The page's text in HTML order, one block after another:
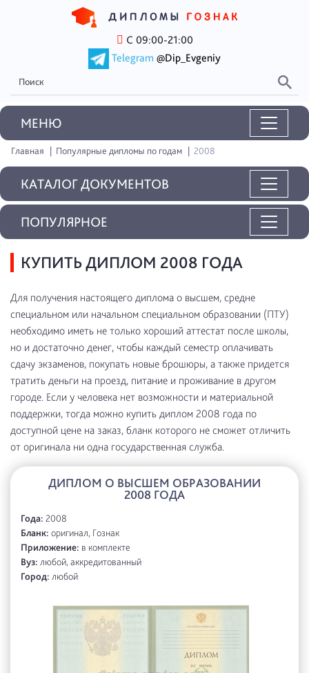
С 09:00-21:00
Telegram @Dip_Evgeniy
MEНЮ
Главная Популярные дипломы по годам 2008
КАТАЛОГ ДОКУМЕНТОВ
КУПИТЬ ДИПЛОМ 2008 ГОДА
Для получения настоящего диплома о высшем, средне
специальном или начальном специальном образовании (ПТУ)
необходимо иметь не только хороший аттестат после школы,
но и достаточно денег, чтобы каждый семестр оплачивать
сдачу экзаменов, покупать новые брошюры, а также придется
тратить деньги на проезд, питание и проживание в другом
городе. Если у человека нет возможности и материальной
поддержки, тогда можно купить диплом 2008 года по
доступной цене на заказ, бланк которого не сможет отличить
от оригинала ни одна государственная служба.
ДИПЛОМ О ВЫСШЕМ ОБРАЗОВАНИИ
2008 ГОДА
Года: 2008
Бланк: оригинал, Гознак
Приложение: в комплекте
Вуз: любой, аккредитованный
Город: любой
ПОПУЛЯРНОЕ